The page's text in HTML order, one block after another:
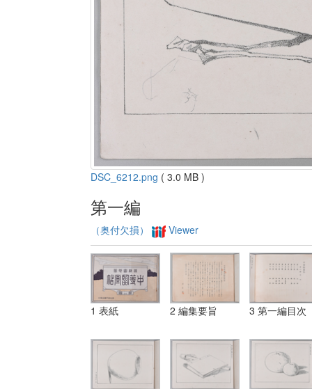
DSC_6212.png ( 3.0 MB )
第一編
（奥付欠損） Viewer
1 表紙 2 編集要旨 3 第一編目次